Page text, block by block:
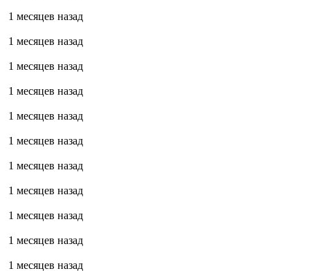
1 месяцев назад
1 месяцев назад
1 месяцев назад
1 месяцев назад
1 месяцев назад
1 месяцев назад
1 месяцев назад
1 месяцев назад
1 месяцев назад
1 месяцев назад
1 месяцев назад